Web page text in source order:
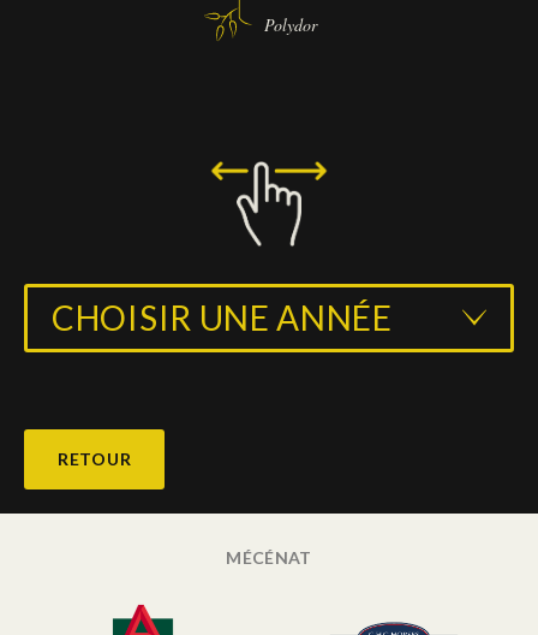
Polydor
CHOISIR UNE ANNÉE
RETOUR
MÉCÉNAT